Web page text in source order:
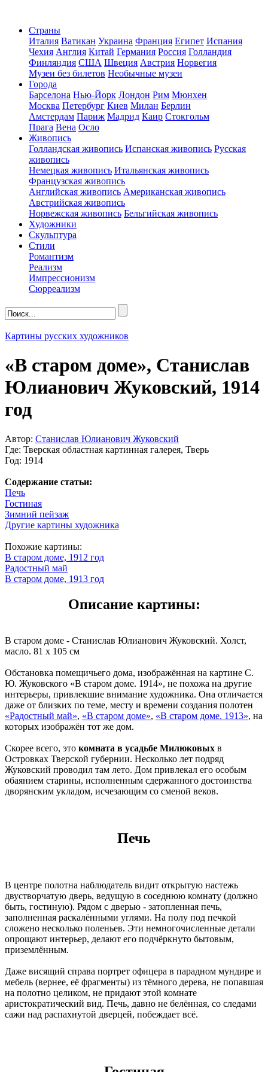
Страны
Италия Ватикан Украина Франция Египет Испания
Чехия Англия Китай Германия Россия Голландия
Финляндия США Швеция Австрия Норвегия
Музеи без билетов Необычные музеи
Города
Барселона Нью-Йорк Лондон Рим Мюнхен
Москва Петербург Киев Милан Берлин
Амстердам Париж Мадрид Каир Стокгольм
Прага Вена Осло
Живопись
Голландская живопись Испанская живопись Русская
живопись
Немецкая живопись Итальянская живопись
Французская живопись
Английская живопись Американская живопись
Австрийская живопись
Норвежская живопись Бельгийская живопись
Художники
Скульптура
Стили
Романтизм
Реализм
Импрессионизм
Сюрреализм
Картины русских художников
«В старом доме», Станислав
Юлианович Жуковский, 1914
год
Автор: Станислав Юлианович Жуковский
Где: Тверская областная картинная галерея, Тверь
Год: 1914
Содержание статьи:
Печь
Гостиная
Зимний пейзаж
Другие картины художника
Похожие картины:
В старом доме, 1912 год
Радостный май
В старом доме, 1913 год
Описание картины:
В старом доме - Станислав Юлианович Жуковский. Холст,
масло. 81 x 105 см
Обстановка помещичьего дома, изображённая на картине С.
Ю. Жуковского «В старом доме. 1914», не похожа на другие
интерьеры, привлекшие внимание художника. Она отличается
даже от близких по теме, месту и времени создания полотен
«Радостный май», «В старом доме», «В старом доме. 1913», на
которых изображён тот же дом.
Скорее всего, это комната в усадьбе Милюковых в
Островках Тверской губернии. Несколько лет подряд
Жуковский проводил там лето. Дом привлекал его особым
обаянием старины, исполненным сдержанного достоинства
дворянским укладом, исчезающим со сменой веков.
Печь
В центре полотна наблюдатель видит открытую настежь
двустворчатую дверь, ведущую в соседнюю комнату (должно
быть, гостиную). Рядом с дверью - затопленная печь,
заполненная раскалёнными углями. На полу под печкой
сложено несколько поленьев. Эти немногочисленные детали
опрощают интерьер, делают его подчёркнуто бытовым,
приземлённым.
Даже висящий справа портрет офицера в парадном мундире и
мебель (вернее, её фрагменты) из тёмного дерева, не попавшая
на полотно целиком, не придают этой комнате
аристократический вид. Печь, давно не белённая, со следами
сажи над распахнутой дверцей, побеждает всё.